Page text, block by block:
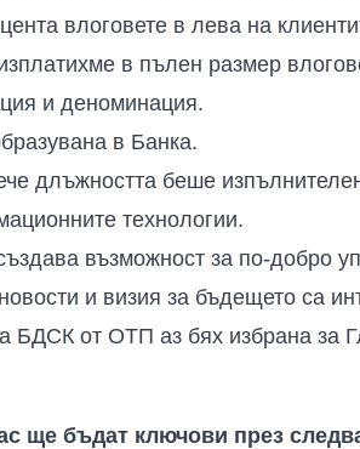
влоговете в лева на
в пълен размер
и деноминация.
в Банка.
длъжността беше
технологии.
възможност за по-добро
и визия за бъдещето са
БДСК от ОТП аз бях избрана за
ще бъдат ключови през